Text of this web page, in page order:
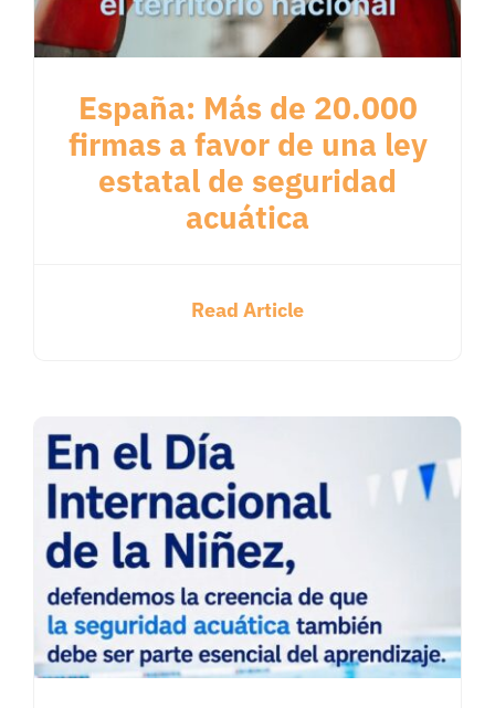
España: Más de 20.000
firmas a favor de una ley
estatal de seguridad
acuática
Read Article